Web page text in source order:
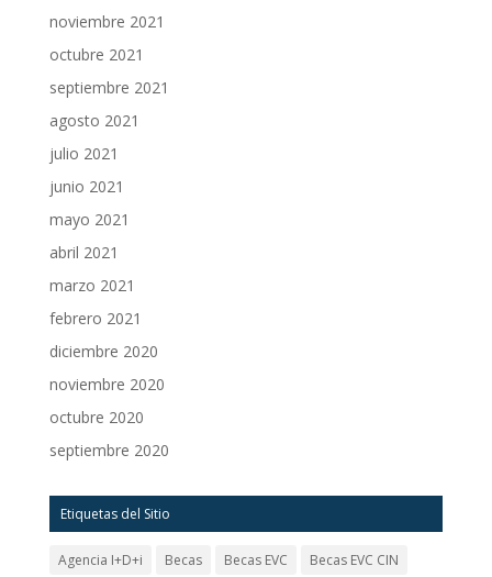
noviembre 2021
octubre 2021
septiembre 2021
agosto 2021
julio 2021
junio 2021
mayo 2021
abril 2021
marzo 2021
febrero 2021
diciembre 2020
noviembre 2020
octubre 2020
septiembre 2020
Etiquetas del Sitio
Agencia I+D+i Becas Becas EVC
Becas EVC CIN